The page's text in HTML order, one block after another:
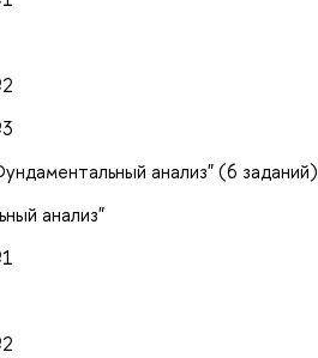
анализ" (6 заданий)
анализ"